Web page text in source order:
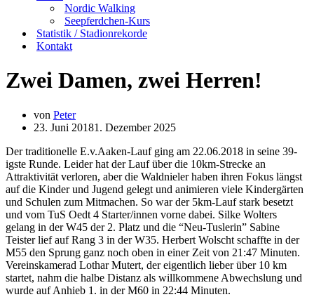
Nordic Walking
Seepferdchen-Kurs
Statistik / Stadionrekorde
Kontakt
Zwei Damen, zwei Herren!
von Peter
23. Juni 20181. Dezember 2025
Der traditionelle E.v.Aaken-Lauf ging am 22.06.2018 in seine 39-
igste Runde. Leider hat der Lauf über die 10km-Strecke an
Attraktivität verloren, aber die Waldnieler haben ihren Fokus längst
auf die Kinder und Jugend gelegt und animieren viele Kindergärten
und Schulen zum Mitmachen. So war der 5km-Lauf stark besetzt
und vom TuS Oedt 4 Starter/innen vorne dabei. Silke Wolters
gelang in der W45 der 2. Platz und die “Neu-Tuslerin” Sabine
Teister lief auf Rang 3 in der W35. Herbert Wolscht schaffte in der
M55 den Sprung ganz noch oben in einer Zeit von 21:47 Minuten.
Vereinskamerad Lothar Mutert, der eigentlich lieber über 10 km
startet, nahm die halbe Distanz als willkommene Abwechslung und
wurde auf Anhieb 1. in der M60 in 22:44 Minuten.